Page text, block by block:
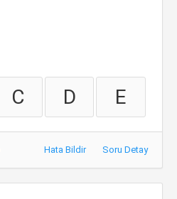
C D E
Hata Bildir Soru Detay